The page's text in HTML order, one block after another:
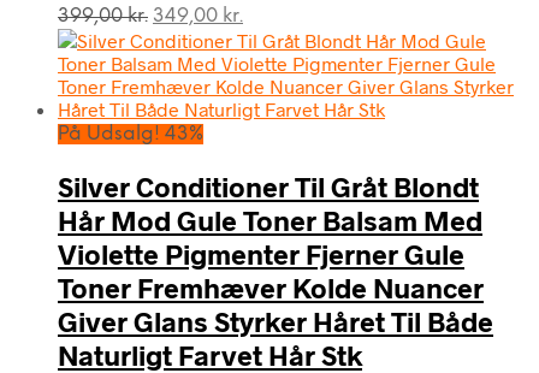
399,00kr. Den
oprindelige
pris
var:
399,00 kr..
349,00 kr.
aktuelle
pris
er:
349,00 kr..
På Udsalg! 43%
Silver Conditioner Til Gråt Blondt
Hår Mod Gule Toner Balsam Med
Violette Pigmenter Fjerner Gule
Toner Fremhæver Kolde Nuancer
Giver Glans Styrker Håret Til Både
Naturligt Farvet Hår Stk